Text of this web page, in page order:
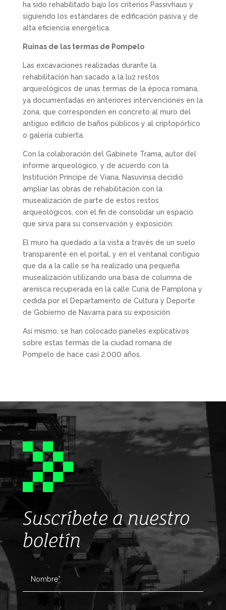
ha sido rehabilitado bajo los criterios Passivhaus y
siguiendo los estándares de edificación pasiva y de
alta eficiencia energética.
Ruinas de las termas de Pompelo
Las excavaciones realizadas durante la
rehabilitación han sacado a la luz restos
arqueológicos de unas termas de la época romana,
ya documentadas en anteriores intervenciones en la
zona, que corresponden en concreto al muro del
antiguo edificio de baños públicos y al criptopórtico
o galería cubierta.
Con la colaboración del Gabinete Trama, autor del
informe arqueológico, y de acuerdo con la
Institución Príncipe de Viana, Nasuvinsa decidió
ampliar las obras de rehabilitación con la
musealización de parte de estos restos
arqueológicos, con el fin de consolidar un espacio
que sirva para su conservación y exposición.
El muro ha quedado a la vista a través de un suelo
transparente en el portal, y en el ventanal contiguo
que da a la calle se ha realizado una pequeña
musealización utilizando una basa de columna de
arenisca recuperada en la calle Curia de Pamplona y
cedida por el Departamento de Cultura y Deporte
de Gobierno de Navarra para su exposición.
Así mismo, se han colocado paneles explicativos
sobre estas termas de la ciudad romana de
Pompelo de hace casi 2.000 años.
Suscríbete a nuestro
boletín